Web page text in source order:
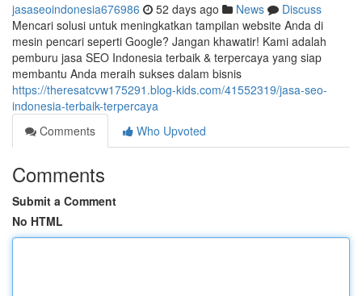
jasaseoindonesia676986 52 days ago News
Discuss
Mencari solusi untuk meningkatkan tampilan website Anda di
mesin pencari seperti Google? Jangan khawatir! Kami adalah
pemburu jasa SEO Indonesia terbaik & terpercaya yang siap
membantu Anda meraih sukses dalam bisnis
https://theresatcvw175291.blog-kids.com/41552319/jasa-seo-
indonesia-terbaik-terpercaya
Comments
Who Upvoted
Comments
Submit a Comment
No HTML